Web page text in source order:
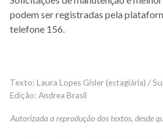
podem ser registradas pela
telefone 156.
Laura Lopes Gisler (estagiária) /
Andrea Brasil